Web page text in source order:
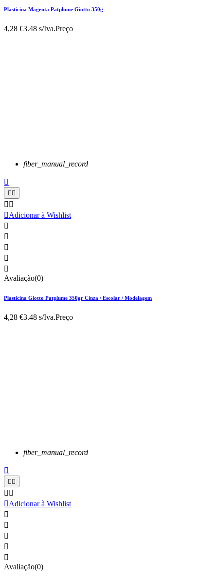
Plasticina Magenta Patplume Giotto 350g
4,28 €3.48 s/Iva.Preço
fiber_manual_record

 
 
Adicionar à Wishlist





Avaliação(0)
Plasticina Giotto Patplume 350gr Cinza / Escolar / Modelagem
4,28 €3.48 s/Iva.Preço
fiber_manual_record

 
 
Adicionar à Wishlist





Avaliação(0)